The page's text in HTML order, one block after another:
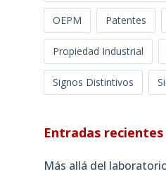
OEPM Patentes
Propiedad Industrial
Signos Distintivos
Entradas recientes
Más allá del